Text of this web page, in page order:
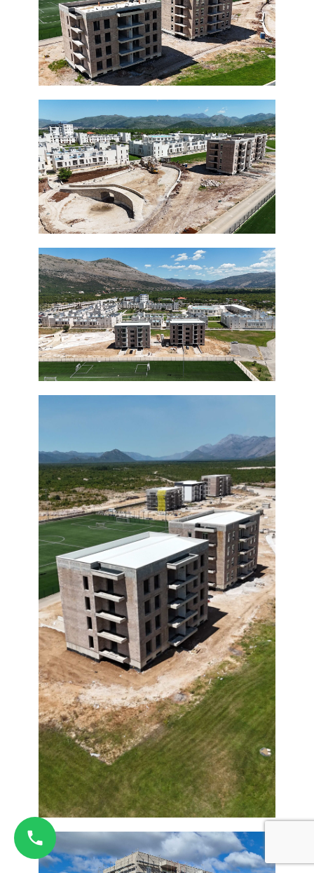
Bosna i Hercegovina
+387 66 235 111
Srbija
+381 60 579 53 00